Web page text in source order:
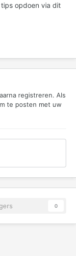
opdoen via dit
registreren. Als
te posten met uw
0